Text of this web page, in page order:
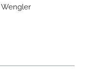
Wengler